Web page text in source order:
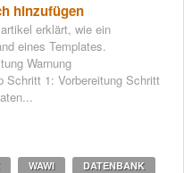
hinzufügen
erklärt, wie ein
eines Templates.
Warnung
Schritt 1: Vorbereitung Schritt
WAWI DATENBANK